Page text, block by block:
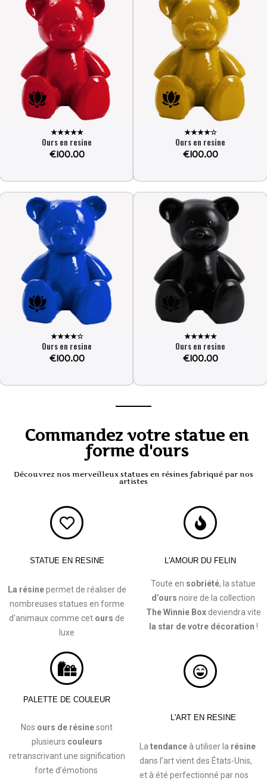
★★★★★
Ours en resine
€100.00
★★★★☆
Ours en resine
€100.00
★★★★☆
Ours en resine
€100.00
★★★★★
Ours en resine
€100.00
Commandez votre statue en
forme d'ours
Découvrez nos merveilleux statues en résines fabriqué par nos
artistes
STATUE EN RESINE
La résinepermet de réaliser de
nombreuses statues en forme
d’animaux comme cet ours de
luxe
PALETTE DE COULEUR
Nos ours de résinesont
plusieurs couleurs
retranscrivant une signification
forte d’émotions
L'AMOUR DU FELIN
Toute en sobriété, la statue
d’ours noire de la collection
The Winnie Boxdeviendra vite
la star de votre décoration !
L'ART EN RESINE
La tendance à utiliser la résine
dans l’art vient des États-Unis,
et à été perfectionné par nos